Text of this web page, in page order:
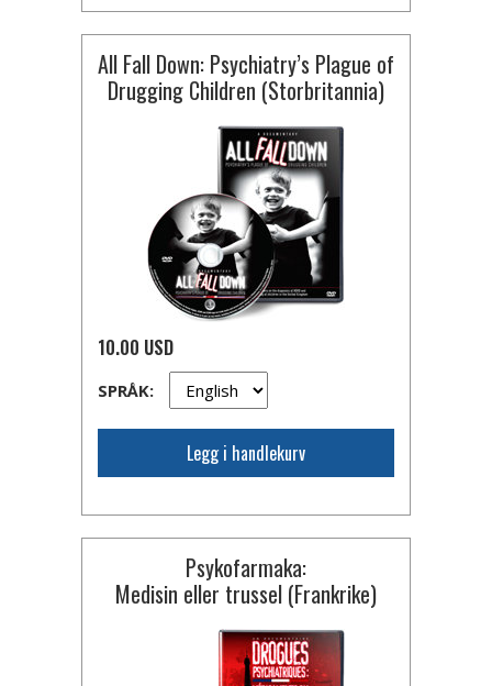
All Fall Down: Psychiatry’s Plague of
Drugging Children (Storbritannia)
10.00 USD
SPRÅK:
Legg i handlekurv
Psykofarmaka:
Medisin eller trussel (Frankrike)